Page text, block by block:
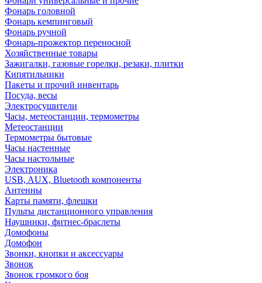
Фонарь головной
Фонарь кемпинговый
Фонарь ручной
Фонарь-прожектор переносной
Хозяйственные товары
Зажигалки, газовые горелки, резаки, плитки
Кипятильники
Пакеты и прочий инвентарь
Посуда, весы
Электросушители
Часы, метеостанции, термометры
Метеостанции
Термометры бытовые
Часы настенные
Часы настольные
Электроника
USB, AUX, Bluetooth компоненты
Антенны
Карты памяти, флешки
Пульты дистанционного управления
Наушники, фитнес-браслеты
Домофоны
Домофон
Звонки, кнопки и аксессуары
Звонок
Звонок громкого боя